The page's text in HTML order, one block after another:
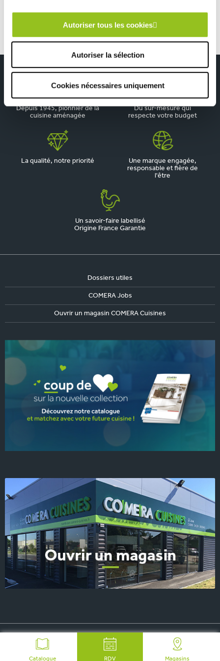
Autoriser tous les cookies
Autoriser la sélection
Cookies nécessaires uniquement
Catalogue RDV Magasins
Depuis 1945, pionnier de la
cuisine aménagée
Du sur-mesure qui
respecte votre budget
La qualité, notre priorité
Une marque engagée,
responsable et fière de
l'être
Un savoir-faire labellisé
Origine France Garantie
Dossiers utiles
COMERA Jobs
Ouvrir un magasin COMERA Cuisines
© 2026 COMERA Cuisines, tous droits réservés Plan du site
-FAQ